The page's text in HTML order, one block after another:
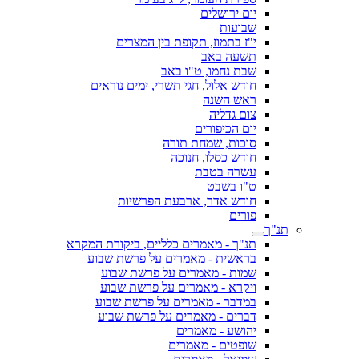
יום ירושלים
שבועות
י"ז בתמוז, תקופת בין המצרים
תשעה באב
שבת נחמו, ט"ו באב
חודש אלול, חגי תשרי, ימים נוראים
ראש השנה
צום גדליה
יום הכיפורים
סוכות, שמחת תורה
חודש כסלו, חנוכה
עשרה בטבת
ט"ו בשבט
חודש אדר, ארבעת הפרשיות
פורים
תנ"ך
תנ"ך - מאמרים כלליים, ביקורת המקרא
בראשית - מאמרים על פרשת שבוע
שמות - מאמרים על פרשת שבוע
ויקרא - מאמרים על פרשת שבוע
במדבר - מאמרים על פרשת שבוע
דברים - מאמרים על פרשת שבוע
יהושע - מאמרים
שופטים - מאמרים